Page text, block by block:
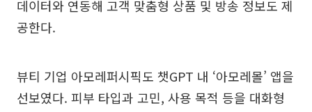
데이터와 연동해 고객 맞춤형 상품 및 방송 정보도 제
공한다.
뷰티 기업 아모레퍼시픽도 챗GPT 내 ‘아모레몰’ 앱을
선보였다. 피부 타입과 고민, 사용 목적 등을 대화형